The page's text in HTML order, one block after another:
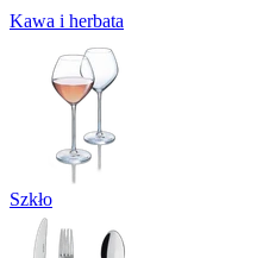
Kawa i herbata
Szkło